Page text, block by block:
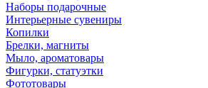
Наборы подарочные
Интерьерные сувениры
Копилки
Брелки, магниты
Мыло, ароматовары
Фигурки, статуэтки
Фототовары